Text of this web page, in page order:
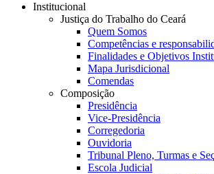
Institucional
Justiça do Trabalho do Ceará
Quem Somos
Competências e
Finalidades e Objetivos
Mapa Jurisdicional
Comendas
Composição
Presidência
Vice-Presidência
Corregedoria
Ouvidoria
Tribunal Pleno, Turmas e
Escola Judicial